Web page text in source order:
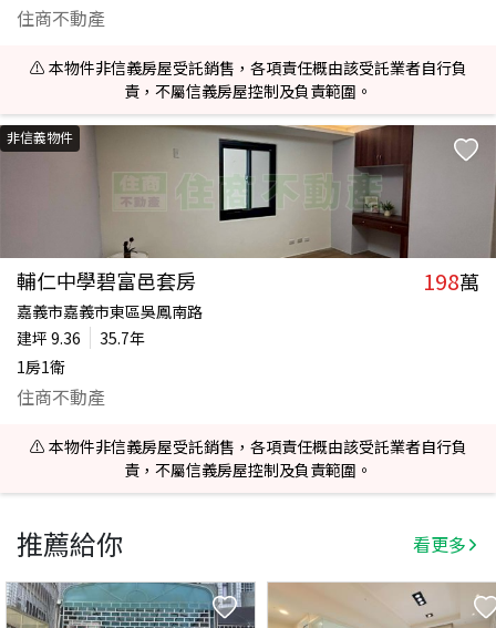
住商不動產
⚠️ 本物件非信義房屋受託銷售，各項責任概由該受託業者自行負
責，不屬信義房屋控制及負責範圍。
非信義物件
輔仁中學碧富邑套房 198萬
嘉義市嘉義市東區吳鳳南路
建坪 9.36
35.7年
1房1衛
住商不動產
⚠️ 本物件非信義房屋受託銷售，各項責任概由該受託業者自行負
責，不屬信義房屋控制及負責範圍。
推薦給你 看更多